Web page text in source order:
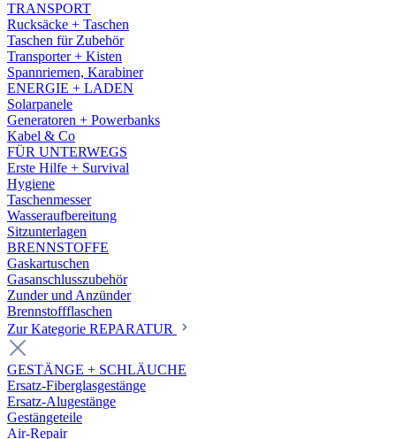
TRANSPORT
Rucksäcke + Taschen
Taschen für Zubehör
Transporter + Kisten
Spannriemen, Karabiner
ENERGIE + LADEN
Solarpanele
Generatoren + Powerbanks
Kabel & Co
FÜR UNTERWEGS
Erste Hilfe + Survival
Hygiene
Taschenmesser
Wasseraufbereitung
Sitzunterlagen
BRENNSTOFFE
Gaskartuschen
Gasanschlusszubehör
Zunder und Anzünder
Brennstoffflaschen
Zur Kategorie REPARATUR
GESTÄNGE + SCHLÄUCHE
Ersatz-Fiberglasgestänge
Ersatz-Alugestänge
Gestängeteile
Air-Repair